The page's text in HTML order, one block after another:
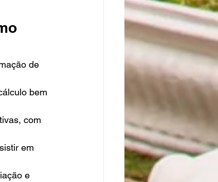
de
bem
com
em
e